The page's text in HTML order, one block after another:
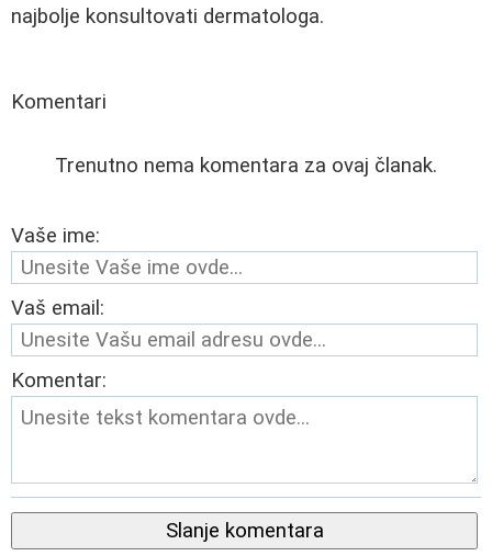
najbolje konsultovati dermatologa.
Komentari
Trenutno nema komentara za ovaj članak.
Vaše ime:
Vaš email:
Komentar:
Slanje komentara